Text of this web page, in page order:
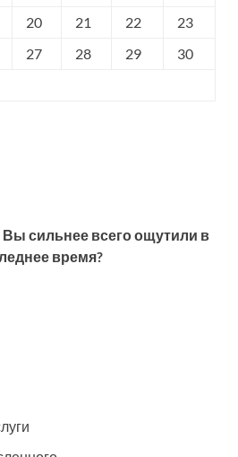
20 21 22
23
27 28 29
30
сильнее всего ощутили в
время?